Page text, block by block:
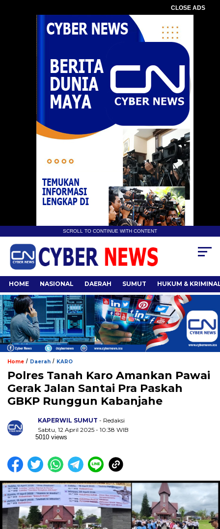
CLOSE ADS
SCROLL TO CONTINUE WITH CONTENT
HOME NASIONAL DAERAH SUMUT HUKUM &
Home / Daerah / KARO
Polres Tanah Karo Amankan Pawai
Gerak Jalan Santai Pra Paskah
GBKP Runggun Kabanjahe
KAPERWIL SUMUT - Redaksi
Sabtu, 12 April 2025 - 10:38 WIB
5010 views